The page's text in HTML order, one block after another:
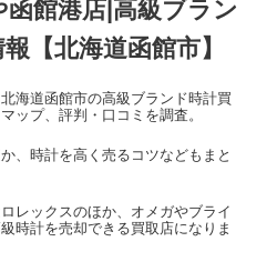
館港店|高級ブラン
【北海道函館市】
海道函館市の高級ブランド時計買
ップ、評判・口コミを調査。
、時計を高く売るコツなどもまと
レックスのほか、オメガやブライ
時計を売却できる買取店になりま